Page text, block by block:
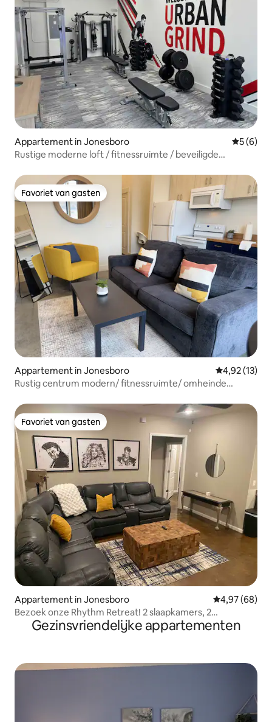
Appartement in Jonesboro
5 (6)
Rustige moderne loft / fitnessruimte / beveiligde
Favoriet van gasten
Favoriet van gasten
Appartement in Jonesboro Gemiddelde
4,92 (13)
Rustig centrum modern/ fitnessruimte/ omheinde
Favoriet van gasten
Favoriet van gasten
Appartement in Jonesboro Gemiddelde
4,97 (68)
Bezoek onze Rhythm Retreat! 2 slaapkamers, 2
badkamers: een
Gezinsvriendelijke appartementen